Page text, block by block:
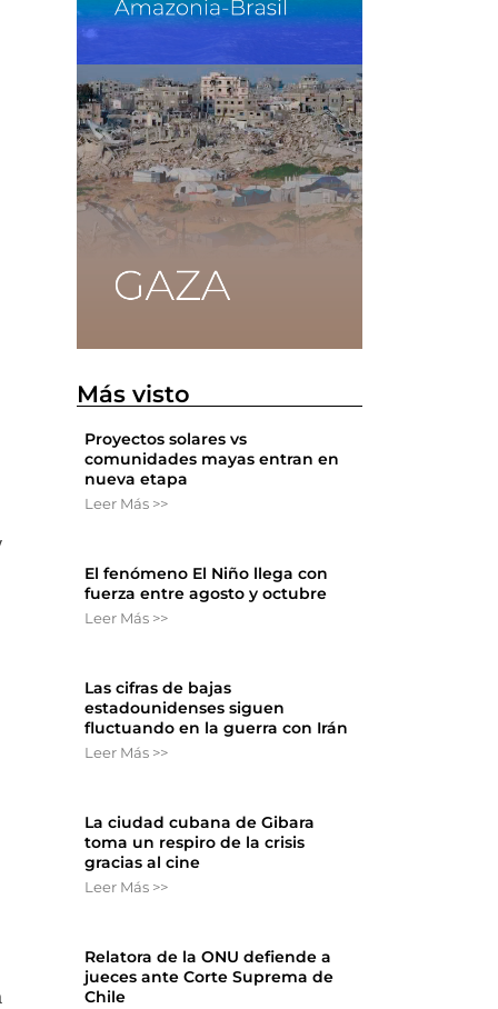
Más visto
Proyectos solares vs
comunidades mayas entran en
nueva etapa
Leer Más >>
El fenómeno El Niño llega con
fuerza entre agosto y octubre
Leer Más >>
Las cifras de bajas
estadounidenses siguen
fluctuando en la guerra con Irán
Leer Más >>
La ciudad cubana de Gibara
toma un respiro de la crisis
gracias al cine
Leer Más >>
Relatora de la ONU defiende a
jueces ante Corte Suprema de
Chile